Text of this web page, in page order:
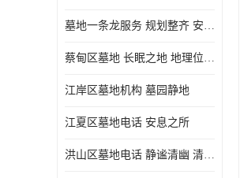
墓地一条龙服务 规划整齐 安息之所
蔡甸区墓地 长眠之地 地理位置好
江岸区墓地机构 墓园静地
江夏区墓地电话 安息之所
洪山区墓地电话 静谧清幽 清净雅致